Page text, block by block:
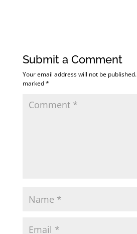
Submit a Comment
Your email address will not be published.
marked*